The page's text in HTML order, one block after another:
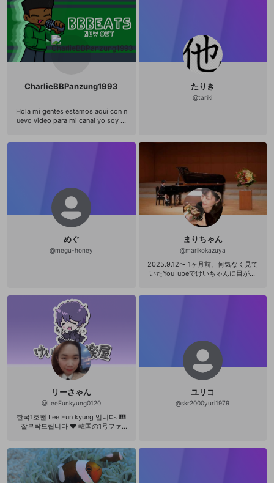
CharlieBBPanzung1993
Hola mi gentes estamos aqui con n
uevo video para mi canal yo soy M
udad de México en Monterrey en la
Ciudad Juarez y Veracruz Hello my
people, we're here with a new vide
o for my channel. I'm Mexican and
ght Funkin and also watching Chep
irito. And the series El Chavo del 8,
z City Veracruz
たりき
@tariki
めぐ
@megu-honey
まりちゃん
@marikokazuya
2025.9.12〜 1ヶ月前、何気なく見て
いたYouTubeでけいちゃんに目が止
した。 スイートの配信を含め、全て
のアーカイブを見終わった翌日が、
初めてリアタイ参加できる配信日
で。 そのタイミングも運命的だった
を呼ばれるとは！！😭 幸運の神様が
いるとしたら、絶対今私に笑いかけ
リーさゃん
@LeeEunkyung0120
한국1호팬 Lee Eun kyung 입니다. 🎹
잘부탁드립니다 ❤️ 韓国の1号ファ
ユリコ
@skr2000yuri1979